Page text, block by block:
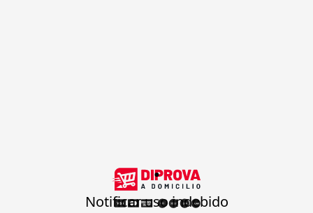
.
Notificar uso indebido